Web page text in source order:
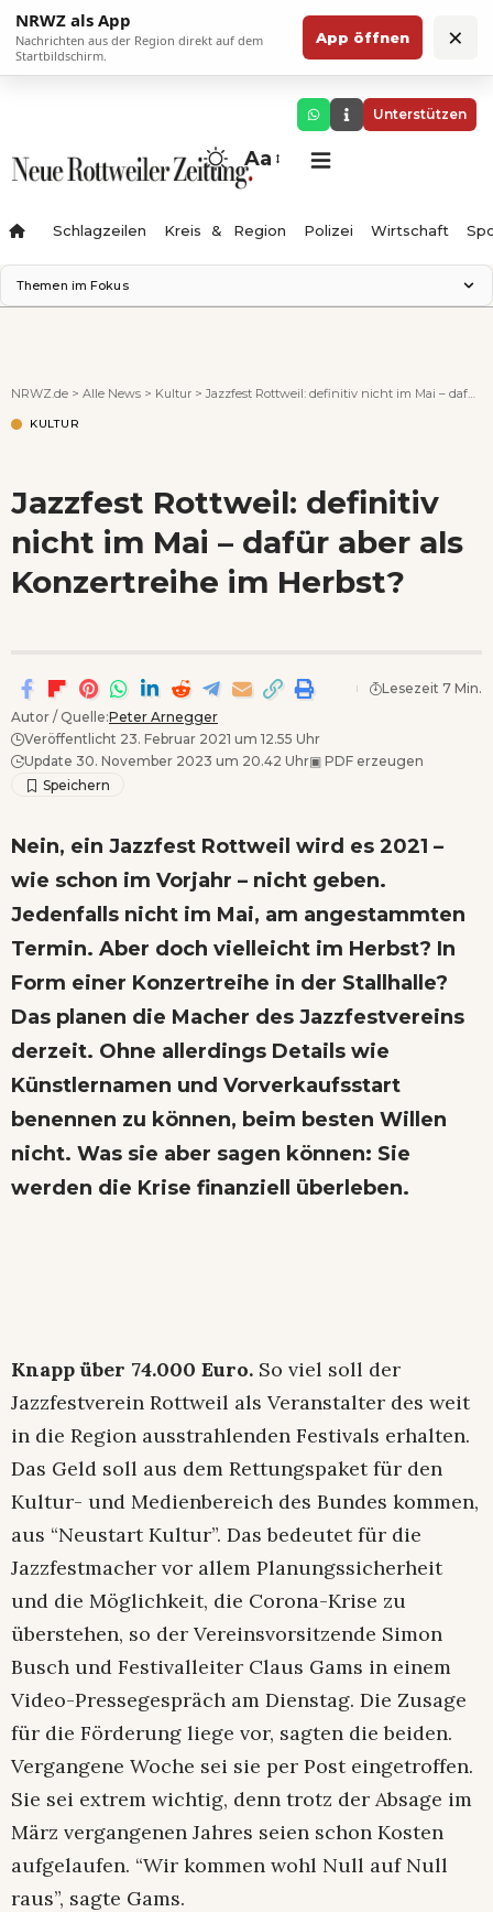
NRWZ als App
Nachrichten aus der Region direkt auf dem
Startbildschirm.
App öffnen ×
Unterstützen
Aa
Schlagzeilen Kreis & Region Polizei Wirtschaft
Themen im Fokus
Ferienzauber '26
Testturm
Wenn Orte erzählen ...
NRWZ.de > Alle News > Kultur >Jazzfest Rottweil: definitiv nicht im Mai – dafür aber als Konzertreihe im Herbst?
KULTUR
Jazzfest Rottweil: definitiv
nicht im Mai – dafür aber als
Konzertreihe im Herbst?
Autor / Quelle:Peter Arnegger
Veröffentlicht 23. Februar 2021 um 12.55 Uhr
Update 30. November 2023 um 20.42 Uhr▣ PDF erzeugen
Lesezeit 7 Min.
Nein, ein Jazzfest Rottweil wird es 2021 –
wie schon im Vorjahr – nicht geben.
Jedenfalls nicht im Mai, am angestammten
Termin. Aber doch vielleicht im Herbst? In
Form einer Konzertreihe in der Stallhalle?
Das planen die Macher des Jazzfestvereins
derzeit. Ohne allerdings Details wie
Künstlernamen und Vorverkaufsstart
benennen zu können, beim besten Willen
nicht. Was sie aber sagen können: Sie
werden die Krise finanziell überleben.
Knapp über 74.000 Euro. So viel soll der
Jazzfestverein Rottweil als Veranstalter des weit
in die Region ausstrahlenden Festivals erhalten.
Das Geld soll aus dem Rettungspaket für den
Kultur- und Medienbereich des Bundes kommen,
aus “Neustart Kultur”. Das bedeutet für die
Jazzfestmacher vor allem Planungssicherheit
und die Möglichkeit, die Corona-Krise zu
überstehen, so der Vereinsvorsitzende Simon
Busch und Festivalleiter Claus Gams in einem
Video-Pressegespräch am Dienstag. Die Zusage
für die Förderung liege vor, sagten die beiden.
Vergangene Woche sei sie per Post eingetroffen.
Sie sei extrem wichtig, denn trotz der Absage im
März vergangenen Jahres seien schon Kosten
aufgelaufen. “Wir kommen wohl Null auf Null
raus”, sagte Gams.